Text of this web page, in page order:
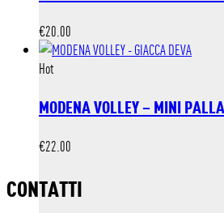
€20.00
Hot
MODENA VOLLEY – MINI
€22.00
CONTATTI